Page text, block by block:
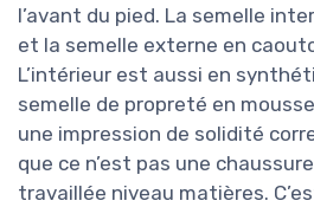
l’avant du pied. La semelle
et la semelle externe en
L’intérieur est aussi en
semelle de propreté en
une impression de solidité
que ce n’est pas une
travaillée niveau matières.